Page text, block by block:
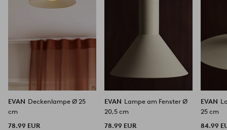
EVAN Deckenlampe Ø 25
cm
78.99 EUR
EVAN Lampe am Fenster Ø
20,5 cm
78.99 EUR
EVAN
25 cm
84.99